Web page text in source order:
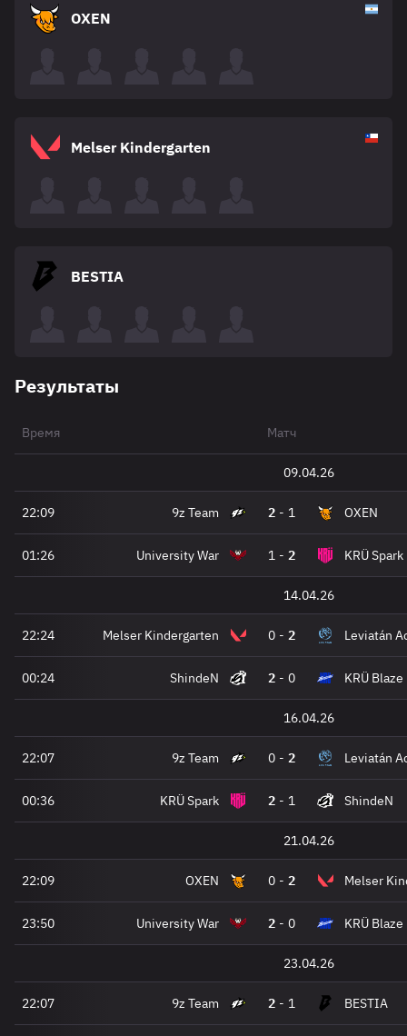
OXEN
Melser Kindergarten
BESTIA
Результаты
Время Матч
09.04.26
22:09 9z Team 2 - 1 OXEN
01:26 University War 1 - 2 KRÜ Spark
14.04.26
22:24 Melser Kindergarten 0 - 2 Leviatán
00:24 ShindeN 2 - 0 KRÜ Blaze
16.04.26
22:07 9z Team 0 - 2 Leviatán
00:36 KRÜ Spark 2 - 1 ShindeN
21.04.26
22:09 OXEN 0 - 2 Melser
23:50 University War 2 - 0 KRÜ Blaze
23.04.26
22:07 9z Team 2 - 1 BESTIA